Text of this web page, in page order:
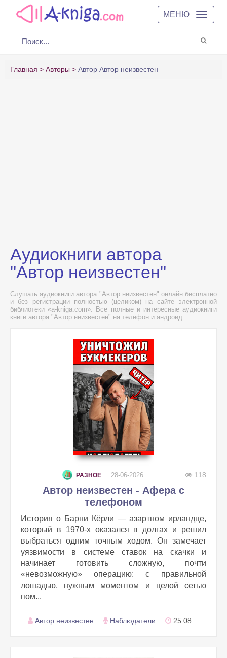
МЕНЮ
Главная Авторы Автор Автор неизвестен
Аудиокниги автора
"Автор неизвестен"
Слушать аудиокниги автора "Автор неизвестен" онлайн бесплатно
и без регистрации полностью (целиком) на сайте электронной
библиотеки «a-kniga.com». Все полные и интересные аудиокниги
книги автора "Автор неизвестен" на телефон и андроид.
РАЗНОЕ 28-06-2026 118
Автор неизвестен - Афера с
телефоном
История о Барни Кёрли — азартном ирландце,
который в 1970‑х оказался в долгах и решил
выбраться одним точным ходом. Он замечает
уязвимости в системе ставок на скачки и
начинает готовить сложную, почти
«невозможную» операцию: с правильной
лошадью, нужным моментом и целой сетью
пом...
Автор неизвестен Наблюдатели 25:08